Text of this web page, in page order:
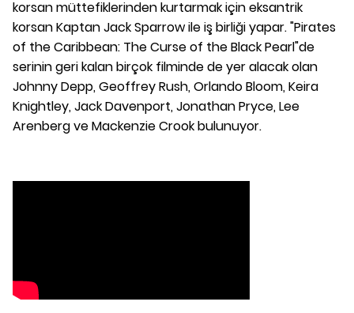
korsan müttefiklerinden kurtarmak için eksantrik
korsan Kaptan Jack Sparrow ile iş birliği yapar. "Pirates
of the Caribbean: The Curse of the Black Pearl"de
serinin geri kalan birçok filminde de yer alacak olan
Johnny Depp, Geoffrey Rush, Orlando Bloom, Keira
Knightley, Jack Davenport, Jonathan Pryce, Lee
Arenberg ve Mackenzie Crook bulunuyor.